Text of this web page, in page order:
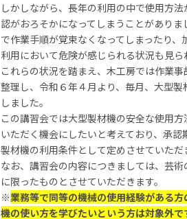
しかしながら、長年の利用の中で使用方
認がおろそかになってしまうことがあり
で作業手順が覚束なくなってしまったり、
利用において危険が感じられる状況も見ら
これらの状況を踏まえ、木工房では作業
整理し、令和６年４月より、毎月、大型
しました。
この講習会では大型製材機の安全な使用
いただく機会にしたいと考えており、承認
製材機の利用条件として定めさせていただ
なお、講習会の内容につきましては、芸
に限ったものとさせていただきます。
※業務等で同等の機械の使用経験がある
機の使い方を学びたいという方は対象外で